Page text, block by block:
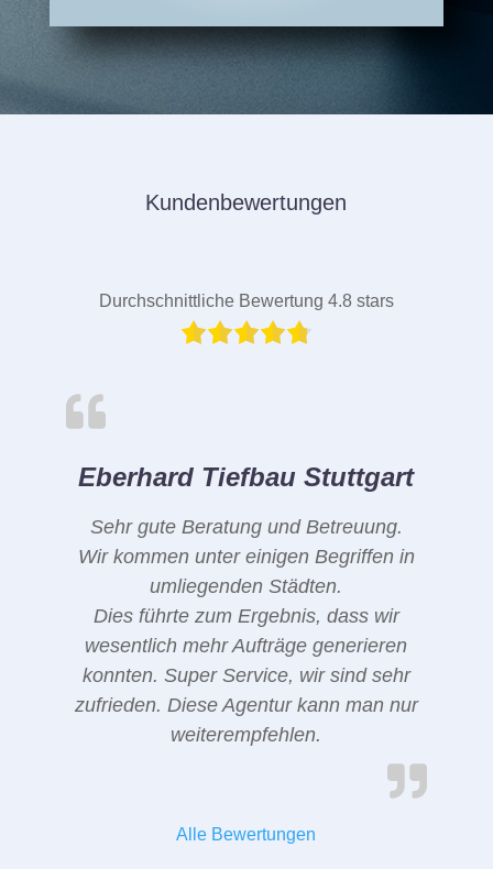
Kundenbewertungen
Durchschnittliche Bewertung 4.8 stars
Eberhard Tiefbau Stuttgart
Sehr gute Beratung und Betreuung.
Wir kommen unter einigen Begriffen in
umliegenden Städten.
Dies führte zum Ergebnis, dass wir
wesentlich mehr Aufträge generieren
konnten. Super Service, wir sind sehr
zufrieden. Diese Agentur kann man nur
weiterempfehlen.
Alle Bewertungen